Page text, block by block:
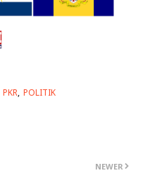
PKR POLITIK
NEWER